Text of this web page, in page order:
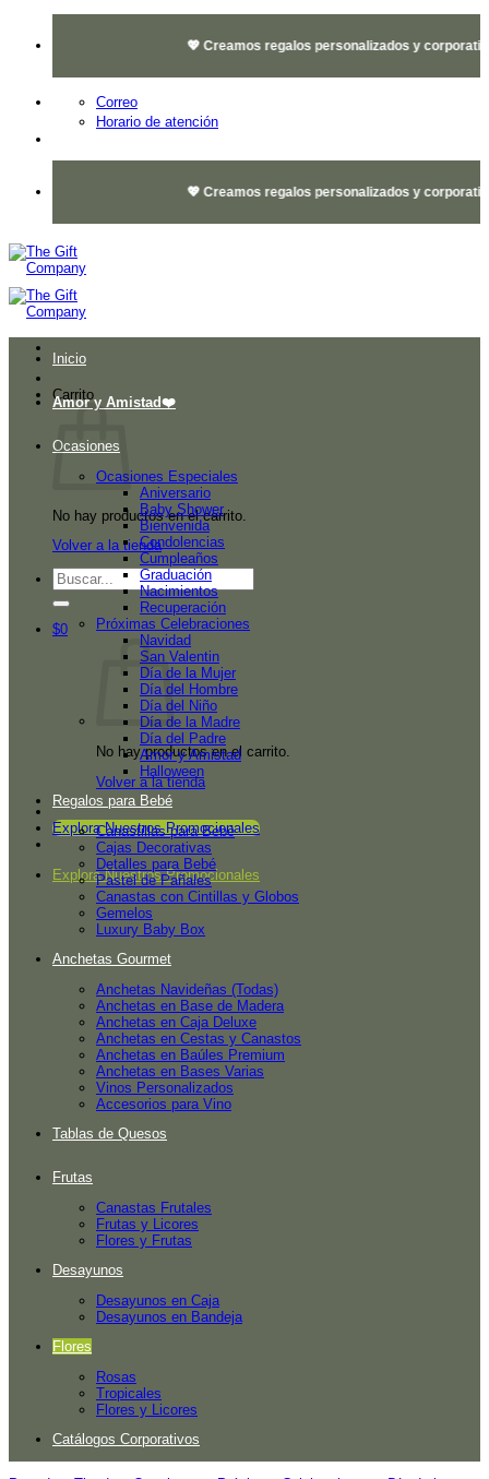
💖 Creamos regalos personalizados y
Correo
Horario de atención
💖 Creamos regalos personalizados y
Carrito
No hay productos en el carrito.
Volver a la tienda
Buscar
por:
$0
No hay productos en el carrito.
Volver a la tienda
Explora Nuestros Promocionales
Explora Nuestros Promocionales
Inicio
Amor y Amistad❤️
Ocasiones
Ocasiones Especiales
Aniversario
Baby Shower
Bienvenida
Condolencias
Cumpleaños
Graduación
Nacimientos
Recuperación
Próximas Celebraciones
Navidad
San Valentin
Día de la Mujer
Día del Hombre
Día del Niño
Día de la Madre
Día del Padre
Amor y Amistad
Halloween
Regalos para Bebé
Canastillas para Bebé
Cajas Decorativas
Detalles para Bebé
Pastel de Pañales
Canastas con Cintillas y Globos
Gemelos
Luxury Baby Box
Anchetas Gourmet
Anchetas Navideñas (Todas)
Anchetas en Base de Madera
Anchetas en Caja Deluxe
Anchetas en Cestas y Canastos
Anchetas en Baúles Premium
Anchetas en Bases Varias
Vinos Personalizados
Accesorios para Vino
Tablas de Quesos
Frutas
Canastas Frutales
Frutas y Licores
Flores y Frutas
Desayunos
Desayunos en Caja
Desayunos en Bandeja
Flores
Rosas
Tropicales
Flores y Licores
Catálogos Corporativos